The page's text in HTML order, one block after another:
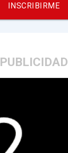
INSCRIBIRME
PUBLICIDAD